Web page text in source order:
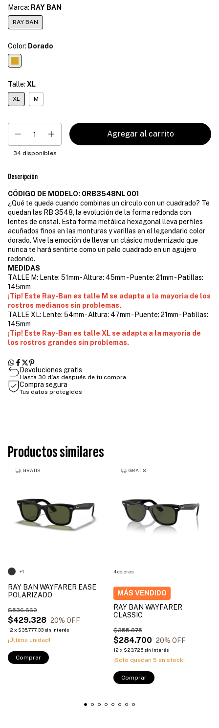
Marca: RAY BAN
RAY BAN
Color: Dorado
Talle: XL
XL M
34 disponibles
Descripción
CÓDIGO DE MODELO: 0RB3548NL 001
¿Qué te queda cuando combinas un círculo con un cuadrado? Te
quedan las RB 3548, la evolución de la forma redonda con
lentes de cristal. Esta forma metálica hexagonal lleva perfiles
acuñados finos en las monturas y varillas en el legendario color
dorado. Vive la emoción de llevar un clásico modernizado que
nunca te hará sentirte como un palo cuadrado en un agujero
redondo.
MEDIDAS
TALLE M: Lente: 51mm - Altura: 45mm - Puente: 21mm - Patillas:
145mm
¡Tip! Este Ray-Ban es talle M se adapta a la mayoria de los
rostros medianos sin problemas.
TALLE XL: Lente: 54mm - Altura: 47mm - Puente: 21mm - Patillas:
145mm
¡Tip! Este Ray-Ban es talle XL se adapta a la mayoria de
los rostros grandes sin problemas.
Devoluciones gratis
Hasta 30 días después de tu compra
Compra segura
Tus datos protegidos
Productos similares
GRATIS
RAY BAN WAYFARER EASE
POLARIZADO
$429.328
$536.660
20% OFF
12 x $35.777,33 sin interés
¡Última unidad!
+1
Comprar
GRATIS
RAY BAN WAYFARER
CLASSIC
$284.700
$355.875
20% OFF
12 x $23.725 sin interés
¡Solo quedan 5 en stock!
4 colores
Comprar